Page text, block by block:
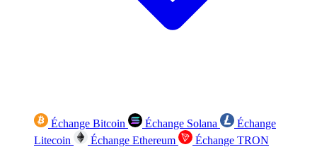
Échange Bitcoin Échange Solana
Échange
Litecoin
Échange Ethereum
Échange TRON